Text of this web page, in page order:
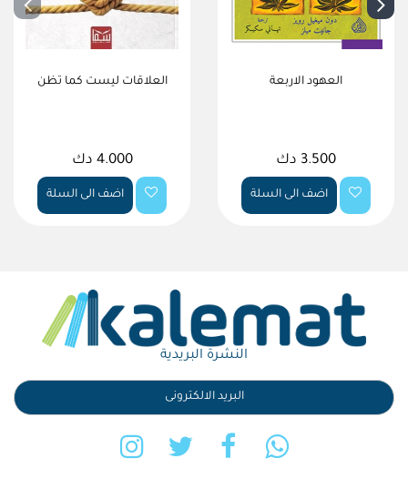
العلاقات ليست كما تظن
4.000 دك
اضف الى السلة
العهود الاربعة
3.500 دك
اضف الى السلة
النشرة البريدية